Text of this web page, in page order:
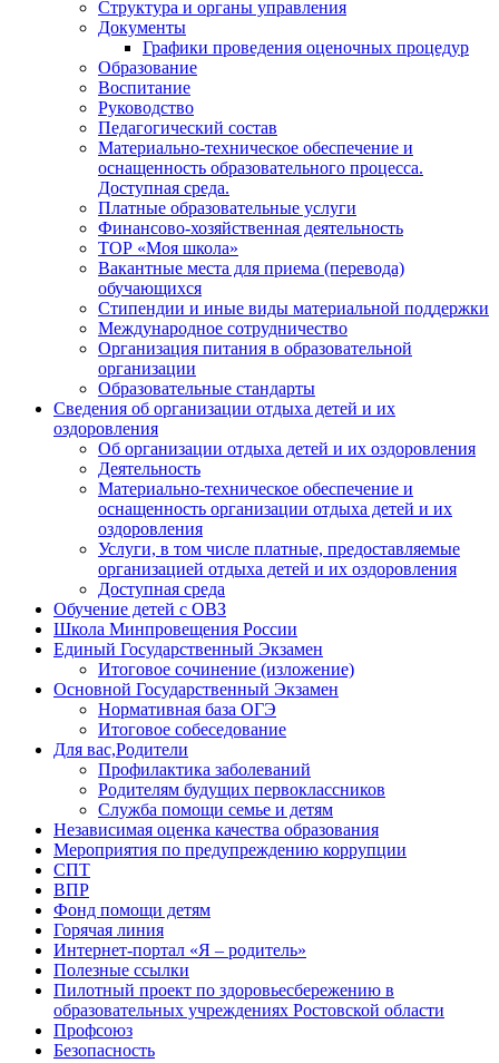
Структура и органы управления
Документы
Графики проведения оценочных процедур
Образование
Воспитание
Руководство
Педагогический состав
Материально-техническое обеспечение и
оснащенность образовательного процесса.
Доступная среда.
Платные образовательные услуги
Финансово-хозяйственная деятельность
ТОР «Моя школа»
Вакантные места для приема (перевода)
обучающихся
Стипендии и иные виды материальной поддержки
Международное сотрудничество
Организация питания в образовательной
организации
Образовательные стандарты
Сведения об организации отдыха детей и их
оздоровления
Об организации отдыха детей и их оздоровления
Деятельность
Материально-техническое обеспечение и
оснащенность организации отдыха детей и их
оздоровления
Услуги, в том числе платные, предоставляемые
организацией отдыха детей и их оздоровления
Доступная среда
Обучение детей с ОВЗ
Школа Минпровещения России
Единый Государственный Экзамен
Итоговое сочинение (изложение)
Основной Государственный Экзамен
Нормативная база ОГЭ
Итоговое собеседование
Для вас,Родители
Профилактика заболеваний
Родителям будущих первоклассников
Служба помощи семье и детям
Независимая оценка качества образования
Мероприятия по предупреждению коррупции
СПТ
ВПР
Фонд помощи детям
Горячая линия
Интернет-портал «Я – родитель»
Полезные ссылки
Пилотный проект по здоровьесбережению в
образовательных учреждениях Ростовской области
Профсоюз
Безопасность